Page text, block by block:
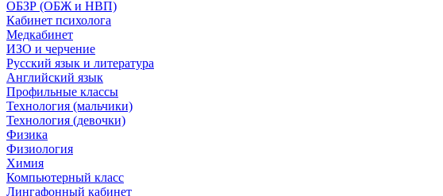
ОБЗР (ОБЖ и НВП)
Кабинет психолога
Медкабинет
ИЗО и черчение
Русский язык и литература
Английский язык
Профильные классы
Технология (мальчики)
Технология (девочки)
Физика
Физиология
Химия
Компьютерный класс
Лингафонный кабинет